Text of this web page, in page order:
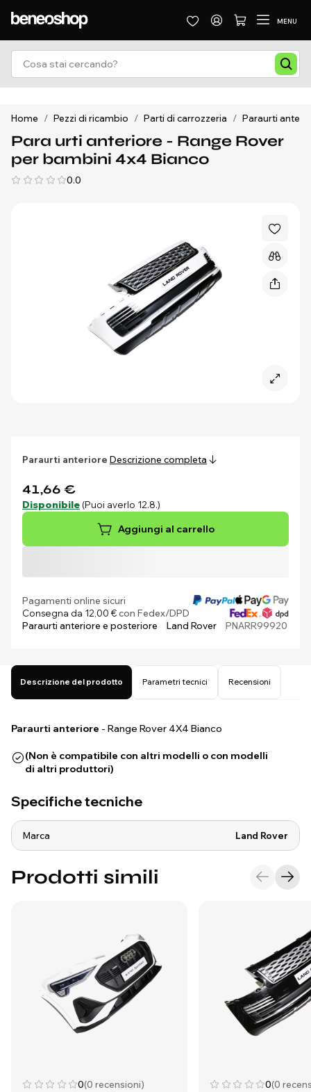
MENU
Home / Pezzi di ricambio / Parti di carrozzeria / Paraurti
Para urti anteriore - Range Rover
per bambini 4x4 Bianco
0.0
Paraurti anteriore Descrizione completa
41,66 €
Disponibile (Puoi averlo 12.8.)
Aggiungi al carrello
Pagamenti online sicuri
Consegna da 12,00 €con Fedex/DPD
Paraurti anteriore e posteriore
Land Rover PNARR99920
Descrizione del prodotto Parametri tecnici Recensioni
Paraurti anteriore - Range Rover 4X4 Bianco
(Non è compatibile con altri modelli o con modelli
di altri produttori)
Specifiche tecniche
Marca Land Rover
Prodotti simili
0(0 recensioni) 0(0